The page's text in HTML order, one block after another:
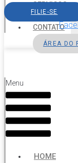
SERVIÇOS
AGENDA
CONTATO
FILIE-SE
ÁREA DO
Menu
HOME